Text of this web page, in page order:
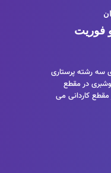
فوریت
سه رشته پرستاری
در مقطع
کاردانی می